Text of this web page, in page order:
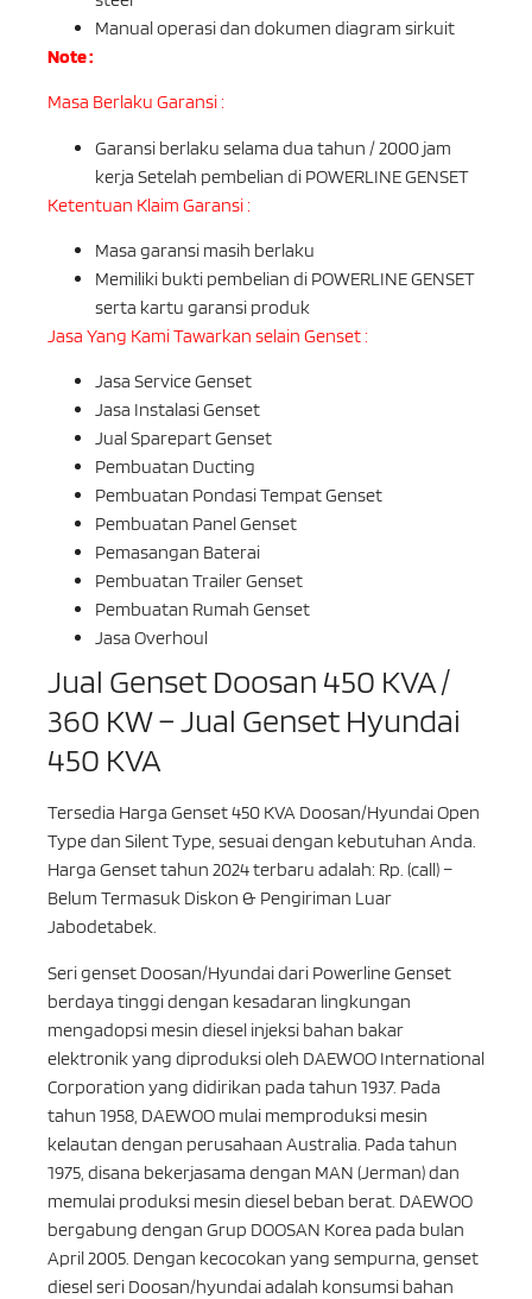
Manual operasi dan dokumen diagram sirkuit
Note :
Masa Berlaku Garansi :
Garansi berlaku selama dua tahun / 2000 jam
kerja Setelah pembelian di POWERLINE GENSET
Ketentuan Klaim Garansi :
Masa garansi masih berlaku
Memiliki bukti pembelian di POWERLINE GENSET
serta kartu garansi produk
Jasa Yang Kami Tawarkan selain Genset :
Jasa Service Genset
Jasa Instalasi Genset
Jual Sparepart Genset
Pembuatan Ducting
Pembuatan Pondasi Tempat Genset
Pembuatan Panel Genset
Pemasangan Baterai
Pembuatan Trailer Genset
Pembuatan Rumah Genset
Jasa Overhoul
Jual Genset Doosan 450 KVA /
360 KW – Jual Genset Hyundai
450 KVA
Tersedia Harga Genset 450 KVA Doosan/Hyundai Open
Type dan Silent Type, sesuai dengan kebutuhan Anda.
Harga Genset tahun 2024 terbaru adalah: Rp. (call) –
Belum Termasuk Diskon & Pengiriman Luar
Jabodetabek.
Seri genset Doosan/Hyundai dari Powerline Genset
berdaya tinggi dengan kesadaran lingkungan
mengadopsi mesin diesel injeksi bahan bakar
elektronik yang diproduksi oleh DAEWOO International
Corporation yang didirikan pada tahun 1937. Pada
tahun 1958, DAEWOO mulai memproduksi mesin
kelautan dengan perusahaan Australia. Pada tahun
1975, disana bekerjasama dengan MAN (Jerman) dan
memulai produksi mesin diesel beban berat. DAEWOO
bergabung dengan Grup DOOSAN Korea pada bulan
April 2005. Dengan kecocokan yang sempurna, genset
diesel seri Doosan/hyundai adalah konsumsi bahan